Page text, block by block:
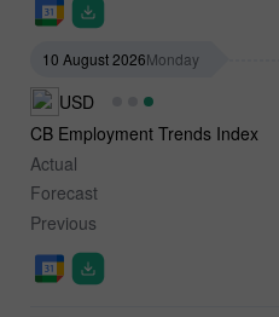
10 August 2026Monday
USD
CB Employment Trends Index
Actual
Forecast
Previous